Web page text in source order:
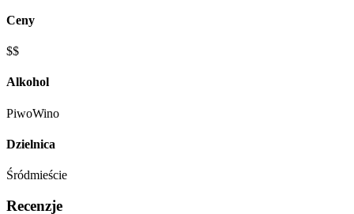
Ceny
$$
Alkohol
PiwoWino
Dzielnica
Śródmieście
Recenzje